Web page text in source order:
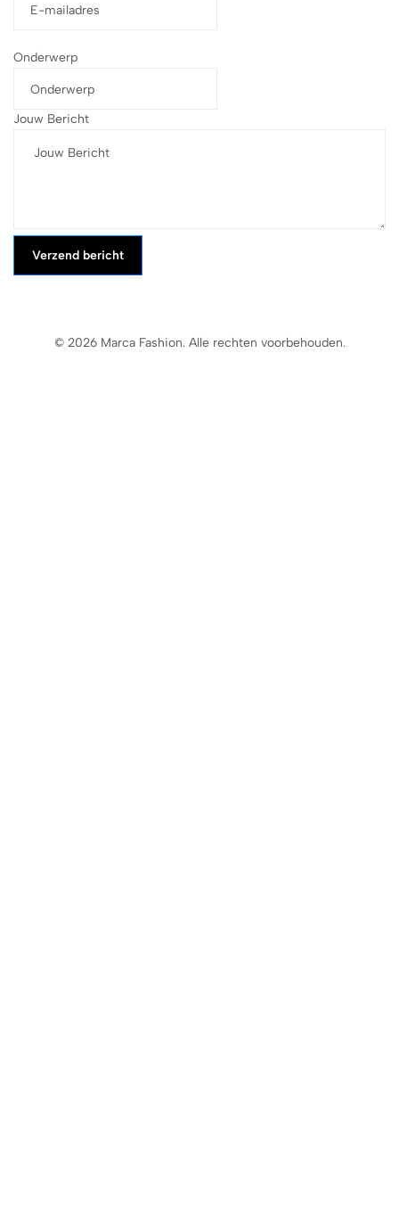
Onderwerp
Jouw Bericht
Verzend bericht
© 2026 Marca Fashion. Alle rechten voorbehouden.